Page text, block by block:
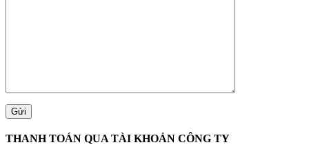
THANH TOÁN QUA TÀI KHOẢN CÔNG TY